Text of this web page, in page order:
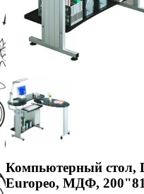
Компьютерный стол,
Europeo, МДФ,